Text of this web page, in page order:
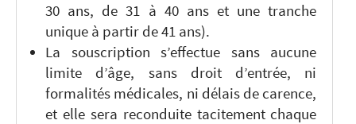
30 ans, de 31 à 40 ans et une tranche
unique à partir de 41 ans).
La souscription s’effectue sans aucune
limite d’âge, sans droit d’entrée, ni
formalités médicales, ni délais de carence,
et elle sera reconduite tacitement chaque